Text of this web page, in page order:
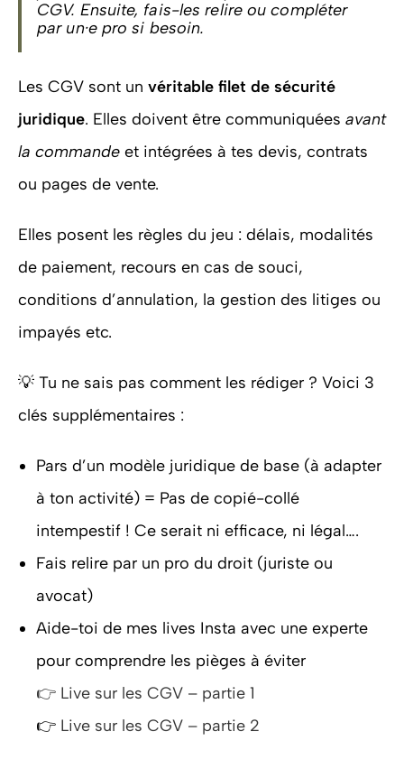
CGV. Ensuite, fais-les relire ou compléter
par un·e pro si besoin.
Les CGV sont un véritable filet de sécurité
juridique. Elles doivent être communiquées avant
la commande et intégrées à tes devis, contrats
ou pages de vente.
Elles posent les règles du jeu : délais, modalités
de paiement, recours en cas de souci,
conditions d’annulation, la gestion des litiges ou
impayés etc.
💡 Tu ne sais pas comment les rédiger ? Voici 3
clés supplémentaires :
Pars d’un modèle juridique de base (à adapter
à ton activité) = Pas de copié-collé
intempestif ! Ce serait ni efficace, ni légal….
Fais relire par un pro du droit (juriste ou
avocat)
Aide-toi de mes lives Insta avec une experte
pour comprendre les pièges à éviter
👉 Live sur les CGV – partie 1
👉 Live sur les CGV – partie 2